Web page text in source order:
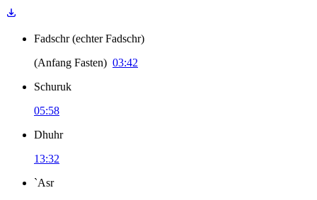
Fadschr (echter Fadschr)
(Anfang Fasten) 03:42
Schuruk
05:58
Dhuhr
13:32
`Asr